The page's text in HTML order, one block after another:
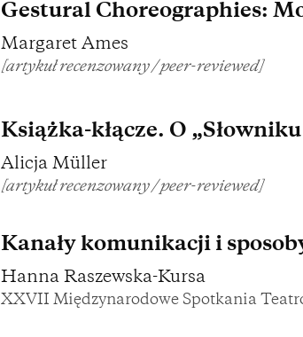
Gestural Choreographies:
Margaret Ames
[artykuł recenzowany / peer-reviewed]
Książka-kłącze. O
Alicja Müller
[artykuł recenzowany / peer-reviewed]
Kanały komunikacji i
Hanna Raszewska-Kursa
XXVII Międzynarodowe Spotkania